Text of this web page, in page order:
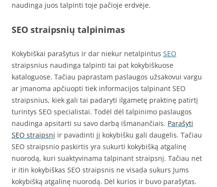
naudinga juos talpinti toje pačioje erdvėje.
SEO straipsnių talpinimas
Kokybiškai parašytus ir dar niekur netalpintus SEO
straipsnius naudinga talpinti tai pat kokybiškuose
kataloguose. Tačiau paprastam paslaugos užsakovui vargu
ar įmanoma apčiuopti tiek informacijos talpinant SEO
straipsnius, kiek gali tai padaryti ilgametę praktinę patirtį
turintys SEO specialistai. Todėl dėl talpinimo paslaugos
naudinga apsitarti su savo darbą išmanančiais. Parašyti
SEO straipsnį ir pavadinti jį kokybišku gali daugelis. Tačiau
SEO straipsnio paskirtis yra sukurti kokybišką atgalinę
nuorodą, kuri suaktyvinama talpinant straipsnį. Tačiau net
ir itin kokybiškas SEO straipsnis ne visada sukurs Jums
kokybišką atgalinę nuorodą. Dėl kurios ir buvo parašytas.